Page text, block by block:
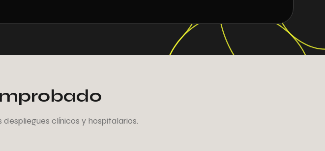
clínicos y hospitalarios.
0
1
2
9
5
9
7
9
8
0
5